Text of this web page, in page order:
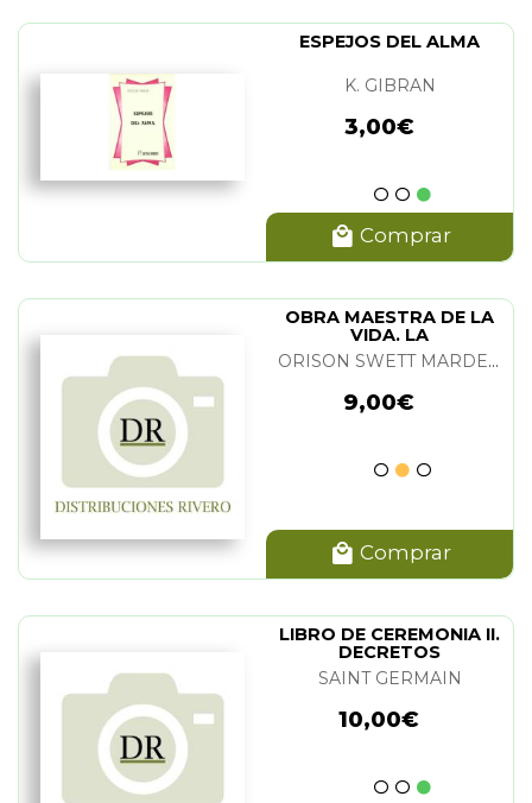
ESPEJOS DEL ALMA
K. GIBRAN
3,00€
Comprar
OBRA MAESTRA DE LA
VIDA. LA
ORISON SWETT MARDEN
9,00€
Comprar
LIBRO DE CEREMONIA II.
DECRETOS
SAINT GERMAIN
10,00€